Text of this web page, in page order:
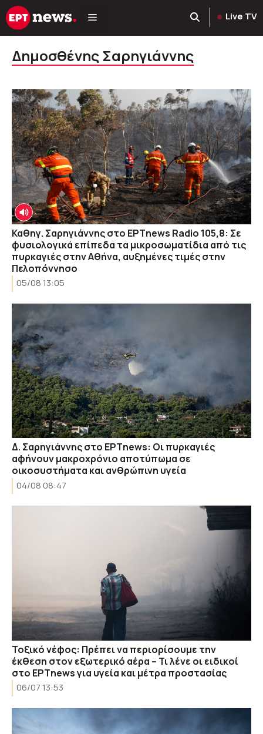
Μετάβαση
σε
Live TV
Δημοσθένης Σαρηγιάννης
Καθηγ. Σαρηγιάννης στο ΕΡΤnews Radio 105,8: Σε
φυσιολογικά επίπεδα τα μικροσωματίδια από τις
πυρκαγιές στην Αθήνα, αυξημένες τιμές στην
Πελοπόννησο
05/08 13:05
Δ. Σαρηγιάννης στο ΕΡΤnews: Οι πυρκαγιές
αφήνουν μακροχρόνιο αποτύπωμα σε
οικοσυστήματα και ανθρώπινη υγεία
04/08 08:47
Τοξικό νέφος: Πρέπει να περιορίσουμε την
έκθεση στον εξωτερικό αέρα – Τι λένε οι ειδικοί
στο ΕΡΤnews για υγεία και μέτρα προστασίας
06/07 13:53